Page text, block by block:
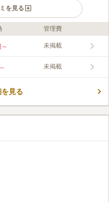
を見る
す。武田信玄公戦勝祈願所として
かな緑が美しい環境です。遠方に
す。周囲は暖かさと懐かしさを感
誰でもお墓を建てることができま
ん。
管理費
未掲載
未掲載
見る